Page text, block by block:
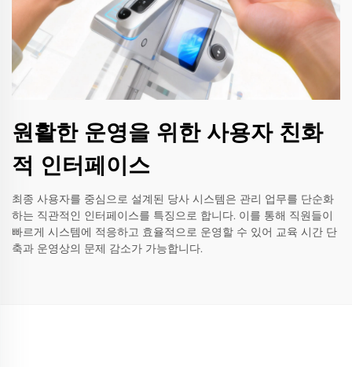
원활한 운영을 위한 사용자 친화
적 인터페이스
최종 사용자를 중심으로 설계된 당사 시스템은 관리 업무를 단순화
하는 직관적인 인터페이스를 특징으로 합니다. 이를 통해 직원들이
빠르게 시스템에 적응하고 효율적으로 운영할 수 있어 교육 시간 단
축과 운영상의 문제 감소가 가능합니다.